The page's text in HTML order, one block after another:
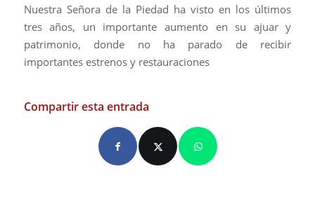
Nuestra Señora de la Piedad ha visto en los últimos
tres años, un importante aumento en su ajuar y
patrimonio, donde no ha parado de recibir
importantes estrenos y restauraciones
Compartir esta entrada